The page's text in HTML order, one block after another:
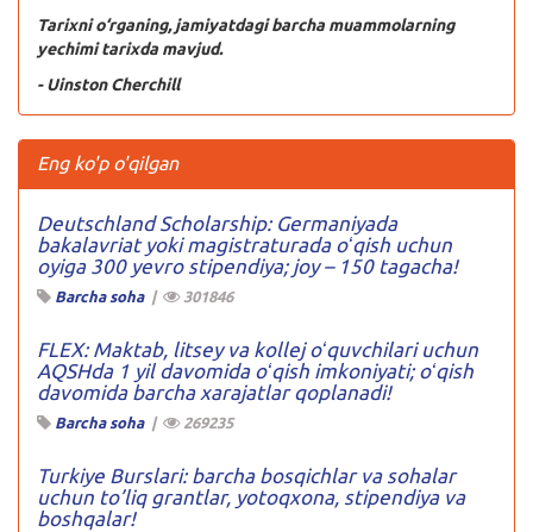
Tarixni o‘rganing, jamiyatdagi barcha muammolarning
yechimi tarixda mavjud.
- Uinston Cherchill
Eng ko'p o'qilgan
Deutschland Scholarship: Germaniyada
bakalavriat yoki magistraturada oʻqish uchun
oyiga 300 yevro stipendiya; joy – 150 tagacha!
Barcha soha| 301846
FLEX: Maktab, litsey va kollej oʻquvchilari uchun
AQSHda 1 yil davomida oʻqish imkoniyati; oʻqish
davomida barcha xarajatlar qoplanadi!
Barcha soha| 269235
Turkiye Burslari: barcha bosqichlar va sohalar
uchun to’liq grantlar, yotoqxona, stipendiya va
boshqalar!